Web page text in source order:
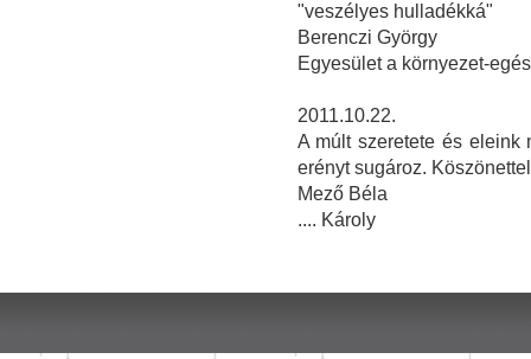
"veszélyes hulladékká"
Berenczi György
Egyesület a környezet-
2011.10.22.
A múlt szeretete és eleink
erényt sugároz.
Mező Béla
.... Károly